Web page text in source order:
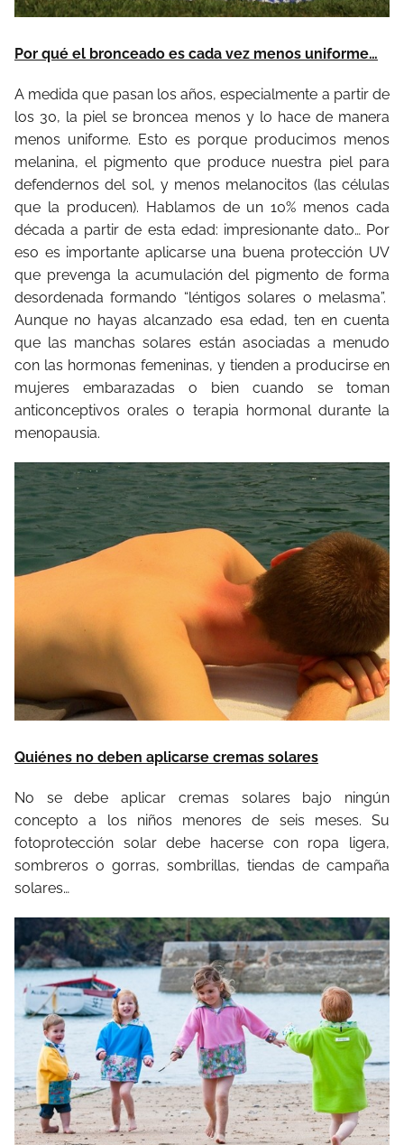
Por qué el bronceado es cada vez menos uniforme…
A medida que pasan los años, especialmente a partir de
los 30, la piel se broncea menos y lo hace de manera
menos uniforme. Esto es porque producimos menos
melanina, el pigmento que produce nuestra piel para
defendernos del sol, y menos melanocitos (las células
que la producen). Hablamos de un 10% menos cada
década a partir de esta edad: impresionante dato… Por
eso es importante aplicarse una buena protección UV
que prevenga la acumulación del pigmento de forma
desordenada formando “léntigos solares o melasma”.
Aunque no hayas alcanzado esa edad, ten en cuenta
que las manchas solares están asociadas a menudo
con las hormonas femeninas, y tienden a producirse en
mujeres embarazadas o bien cuando se toman
anticonceptivos orales o terapia hormonal durante la
menopausia.
Quiénes no deben aplicarse cremas solares
No se debe aplicar cremas solares bajo ningún
concepto a los niños menores de seis meses. Su
fotoprotección solar debe hacerse con ropa ligera,
sombreros o gorras, sombrillas, tiendas de campaña
solares…